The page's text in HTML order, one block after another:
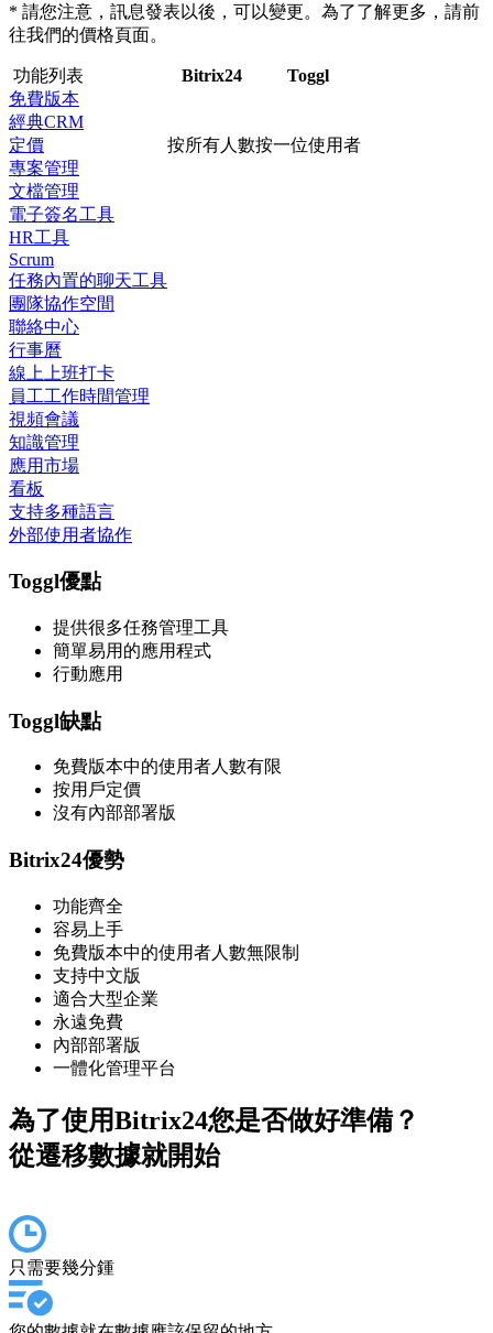
* 請您注意，訊息發表以後，可以變更。為了了解更多，請前
往我們的價格頁面。
功能列表 Bitrix24
Toggl
免費版本
經典CRM
定價
按所有人數按一位使用者
專案管理
文檔管理
電子簽名工具
HR工具
Scrum
任務內置的聊天工具
團隊協作空間
聯絡中心
行事曆
線上上班打卡
員工工作時間管理
視頻會議
知識管理
應用市場
看板
支持多種語言
外部使用者協作
Toggl優點
提供很多任務管理工具
簡單易用的應用程式
行動應用
Toggl缺點
免費版本中的使用者人數有限
按用戶定價
沒有內部部署版
Bitrix24優勢
功能齊全
容易上手
免費版本中的使用者人數無限制
支持中文版
適合大型企業
永遠免費
內部部署版
一體化管理平台
為了使用Bitrix24您是否做好準備？
從遷移數據就開始
只需要幾分鍾